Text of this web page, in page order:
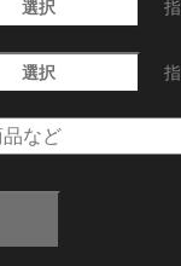
選択
選択